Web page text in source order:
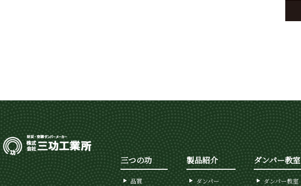
三つの功
品質
製品紹介
ダンパー
ダンパー教室
ダンパー教室